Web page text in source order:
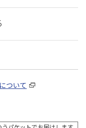
ついて